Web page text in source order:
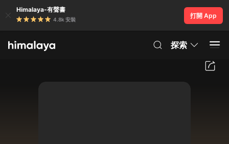
Himalaya-有聲書
4.8k 安裝
打開 App
探索